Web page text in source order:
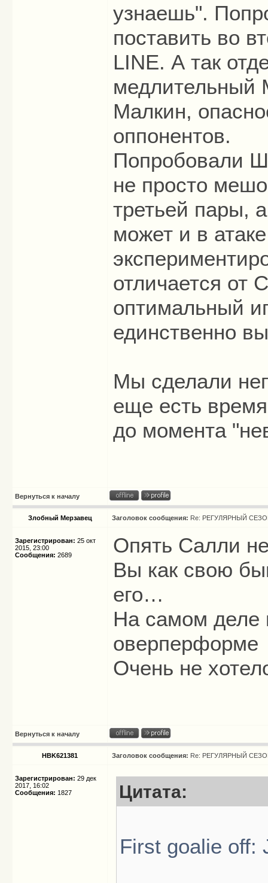
узнаешь".
поставить во
LINE. А так
медлительный
Малкин,
оппонентов.
Попробовали
не просто
третьей пары,
может и в
отличается от
оптимальный
единственно
Мы сделали
еще есть
до момента
Вернуться к началу
Злобный Мерзавец Заголовок сообщения: Re: РЕГУЛЯРНЫЙ
Зарегистрирован: 25 окт
2015, 23:00
Сообщения: 2689
Опять Салли
Вы как свою
его…
На самом деле
оверперформе
Очень не
Вернуться к началу
HBK621381 Заголовок сообщения: Re: РЕГУЛЯРНЫЙ
Зарегистрирован: 29 дек
2017, 16:02
Сообщения: 1827 Цитата:
First goalie off: